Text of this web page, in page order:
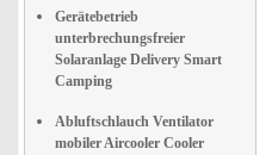
Gerätebetrieb
unterbrechungsfreier
Solaranlage Delivery Smart
Camping
Abluftschlauch Ventilator
mobiler Aircooler Cooler